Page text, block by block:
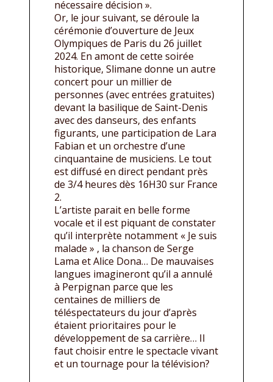
nécessaire décision ».
Or, le jour suivant, se déroule la
cérémonie d’ouverture de Jeux
Olympiques de Paris du 26 juillet
2024. En amont de cette soirée
historique, Slimane donne un autre
concert pour un millier de
personnes (avec entrées gratuites)
devant la basilique de Saint-Denis
avec des danseurs, des enfants
figurants, une participation de Lara
Fabian et un orchestre d’une
cinquantaine de musiciens. Le tout
est diffusé en direct pendant près
de 3/4 heures dès 16H30 sur France
2.
L’artiste parait en belle forme
vocale et il est piquant de constater
qu’il interprète notamment « Je suis
malade » , la chanson de Serge
Lama et Alice Dona… De mauvaises
langues imagineront qu’il a annulé
à Perpignan parce que les
centaines de milliers de
téléspectateurs du jour d’après
étaient prioritaires pour le
développement de sa carrière… Il
faut choisir entre le spectacle vivant
et un tournage pour la télévision?